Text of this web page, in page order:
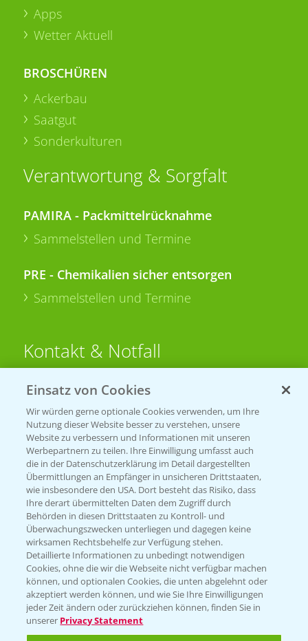
Apps
Wetter Aktuell
BROSCHÜREN
Ackerbau
Saatgut
Sonderkulturen
Verantwortung & Sorgfalt
PAMIRA - Packmittelrücknahme
Sammelstellen und Termine
PRE - Chemikalien sicher entsorgen
Sammelstellen und Termine
Kontakt & Notfall
Beratung auf WhatsApp
T.+49 (0)174 346 564 1
KONTAKT
Hilfe in Notfällen
T.+49 (0)214/30-20220
Folgen Sie uns
Einsatz von Cookies
Wir würden gerne optionale Cookies verwenden, um Ihre
Nutzung dieser Website besser zu verstehen, unsere
Website zu verbessern und Informationen mit unseren
Werbepartnern zu teilen. Ihre Einwilligung umfasst auch
die in der Datenschutzerklärung im Detail dargestellten
Übermittlungen an Empfänger in unsicheren Drittstaaten,
wie insbesondere den USA. Dort besteht das Risiko, dass
Ihre derart übermittelten Daten dem Zugriff durch
Behörden in diesen Drittstaaten zu Kontroll- und
Überwachungszwecken unterliegen und dagegen keine
wirksamen Rechtsbehelfe zur Verfügung stehen.
Detaillierte Informationen zu unbedingt notwendigen
Cookies, ohne die wir die Webseite nicht verfügbar machen
können, und optionalen Cookies, die unten abgelehnt oder
akzeptiert werden können, und wie Sie Ihre Einwilligungen
jeder Zeit ändern oder zurückziehen können, finden Sie in
unserer Privacy Statement